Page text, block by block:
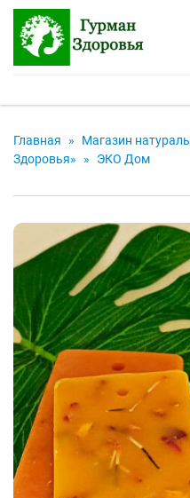
Главная »
Магазин
Здоровья»
» ЭКО Дом